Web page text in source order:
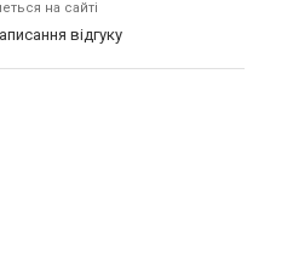
на сайті
відгуку